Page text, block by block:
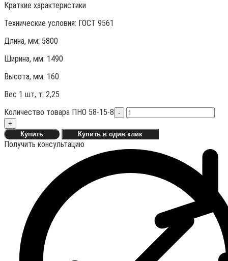
Краткие характеристики
Технические условия: ГОСТ 9561
Длина, мм: 5800
Ширина, мм: 1490
Высота, мм: 160
Вес 1 шт, т: 2,25
Количество товара ПНО 58-15-8 -
+
Купить
Купить в один клик
Получить консультацию